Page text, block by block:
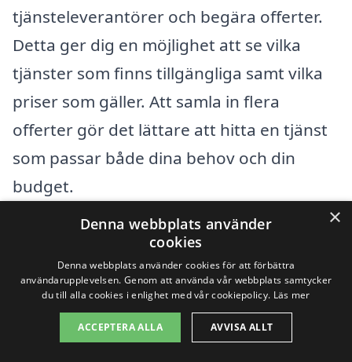
tjänsteleverantörer och begära offerter.
Detta ger dig en möjlighet att se vilka
tjänster som finns tillgängliga samt vilka
priser som gäller. Att samla in flera
offerter gör det lättare att hitta en tjänst
som passar både dina behov och din
budget.
Tänk också på att priset ofta speglar
kvaliteten på arbetet. Det kan vara värt
att investera lite mer i en pålitlig och
erfaren leverantör för att säkerställa att
arbetet utförs korrekt och effektivt.
×
Denna webbplats använder
cookies
Denna webbplats använder cookies för att förbättra
användarupplevelsen. Genom att använda vår webbplats samtycker
du till alla cookies i enlighet med vår cookiepolicy. Läs mer
ACCEPTERA ALLA AVVISA ALLT